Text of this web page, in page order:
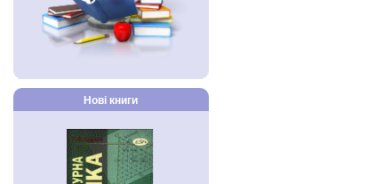
Нові книги